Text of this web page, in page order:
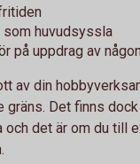
som huvudsyssla
på uppdrag av
av din
gräns. Det finns
och det är om du till